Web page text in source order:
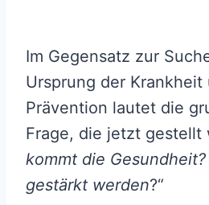
Im Gegensatz zur
Ursprung der Krankheit
Prävention lautet die
Frage, die jetzt gestellt
kommt die
gestärkt werden?“